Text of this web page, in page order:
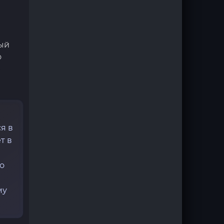
в
в